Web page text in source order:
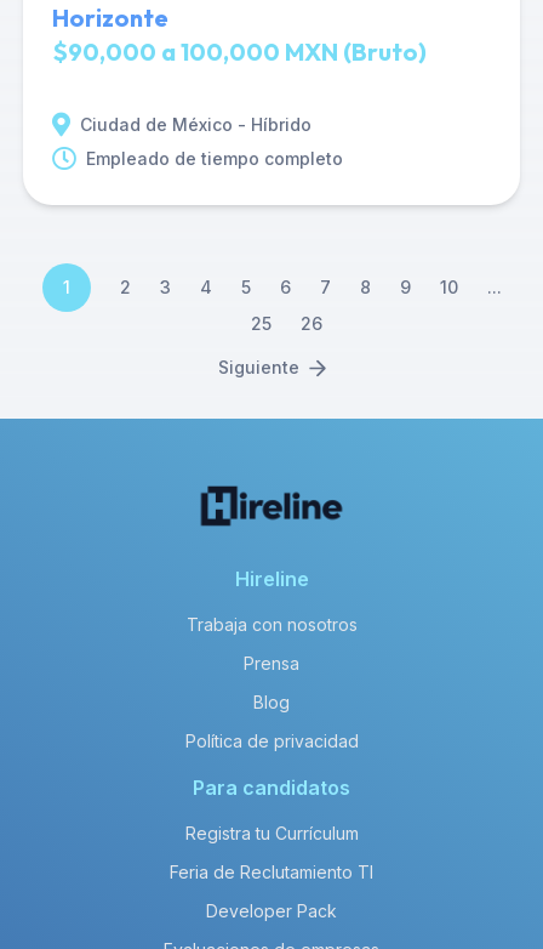
Horizonte
$90,000 a 100,000 MXN (Bruto)
Ciudad de México - Híbrido
Empleado de tiempo completo
1 2 3 4 5 6 7 8 9 10
...
25
26
Siguiente
Hireline
Trabaja con nosotros
Prensa
Blog
Política de privacidad
Para candidatos
Registra tu Currículum
Feria de Reclutamiento TI
Developer Pack